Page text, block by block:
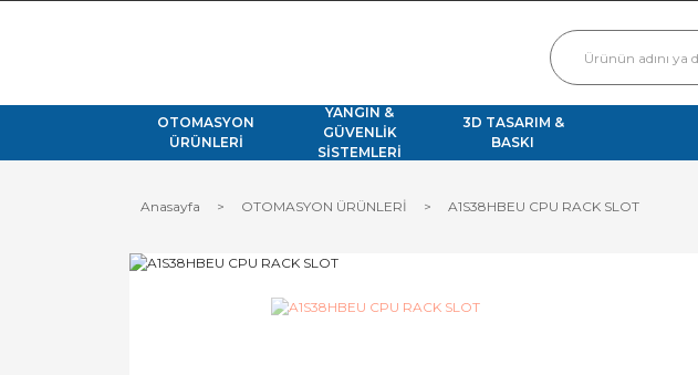
OTOMASYON
ÜRÜNLERİ
YANGIN &
GÜVENLİK
SİSTEMLERİ
3D TASARIM &
BASKI
Anasayfa OTOMASYON ÜRÜNLERİ A1S38HBEU CPU RACK SLOT